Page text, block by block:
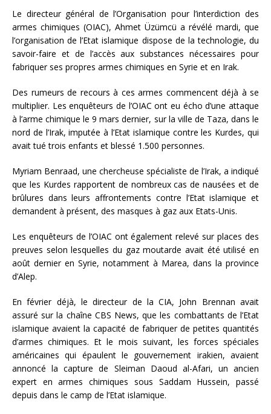
Le directeur général de l’Organisation pour l’interdiction des
armes chimiques (OIAC), Ahmet Üzümcü a révélé mardi, que
l’organisation de l’Etat islamique dispose de la technologie, du
savoir-faire et de l’accès aux substances nécessaires pour
fabriquer ses propres armes chimiques en Syrie et en Irak.
Des rumeurs de recours à ces armes commencent déjà à se
multiplier. Les enquêteurs de l’OIAC ont eu écho d’une attaque
à l’arme chimique le 9 mars dernier, sur la ville de Taza, dans le
nord de l’Irak, imputée à l’Etat islamique contre les Kurdes, qui
avait tué trois enfants et blessé 1.500 personnes.
Myriam Benraad, une chercheuse spécialiste de l’Irak, a indiqué
que les Kurdes rapportent de nombreux cas de nausées et de
brûlures dans leurs affrontements contre l’Etat islamique et
demandent à présent, des masques à gaz aux Etats-Unis.
Les enquêteurs de l’OIAC ont également relevé sur places des
preuves selon lesquelles du gaz moutarde avait été utilisé en
août dernier en Syrie, notamment à Marea, dans la province
d’Alep.
En février déjà, le directeur de la CIA, John Brennan avait
assuré sur la chaîne CBS News, que les combattants de l’Etat
islamique avaient la capacité de fabriquer de petites quantités
d’armes chimiques. Et le mois suivant, les forces spéciales
américaines qui épaulent le gouvernement irakien, avaient
annoncé la capture de Sleiman Daoud al-Afari, un ancien
expert en armes chimiques sous Saddam Hussein, passé
depuis dans le camp de l’Etat islamique.